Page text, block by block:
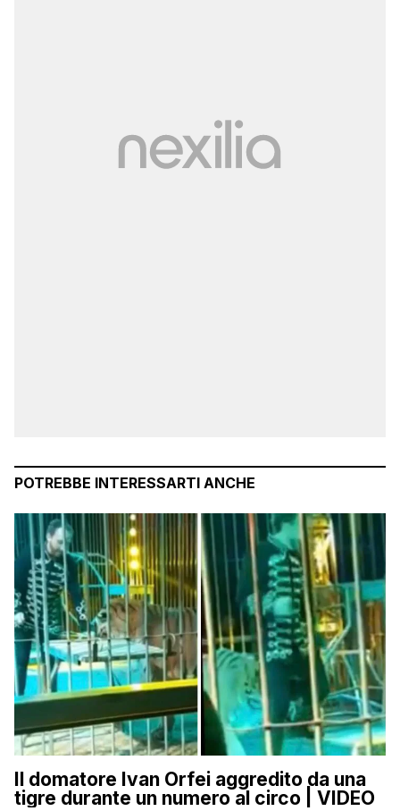
POTREBBE INTERESSARTI ANCHE
Il domatore Ivan Orfei aggredito da una
tigre durante un numero al circo | VIDEO